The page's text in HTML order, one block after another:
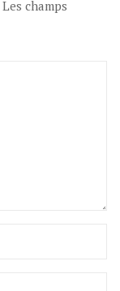
Les champs